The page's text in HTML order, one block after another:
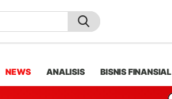
NEWS ANALISIS BISNIS FINANSIAL